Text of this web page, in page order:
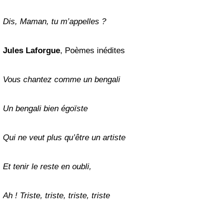
Dis, Maman, tu m’appelles ?
Jules Laforgue, Poèmes inédites
Vous chantez comme un bengali
Un bengali bien égoïste
Qui ne veut plus qu’être un artiste
Et tenir le reste en oubli,
Ah ! Triste, triste, triste, triste